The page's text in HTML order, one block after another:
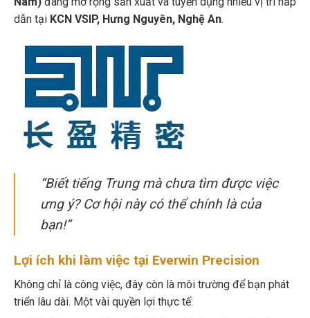
dẫn tại KCN VSIP, Hưng Nguyên, Nghệ An.
“Biết tiếng Trung mà chưa tìm được việc
ưng ý? Cơ hội này có thể chính là của
bạn!”
Lợi ích khi làm việc tại Everwin Precision
Không chỉ là công việc, đây còn là môi trường để bạn phát
triển lâu dài. Một vài quyền lợi thực tế: